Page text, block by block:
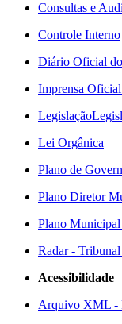
Consultas e
Controle Interno
Diário Oficial
Imprensa
Legislação
Lei Orgânica
Plano de
Plano Diretor
Plano Municipal
Radar -
Acessibilidade
Arquivo XML -